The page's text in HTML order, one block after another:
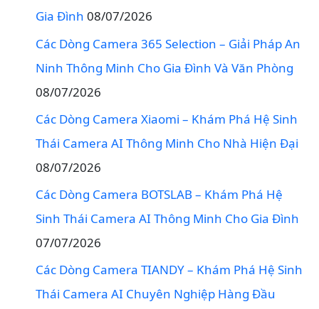
Gia Đình 08/07/2026
Các Dòng Camera 365 Selection – Giải Pháp An
Ninh Thông Minh Cho Gia Đình Và Văn Phòng
08/07/2026
Các Dòng Camera Xiaomi – Khám Phá Hệ Sinh
Thái Camera AI Thông Minh Cho Nhà Hiện Đại
08/07/2026
Các Dòng Camera BOTSLAB – Khám Phá Hệ
Sinh Thái Camera AI Thông Minh Cho Gia Đình
07/07/2026
Các Dòng Camera TIANDY – Khám Phá Hệ Sinh
Thái Camera AI Chuyên Nghiệp Hàng Đầu